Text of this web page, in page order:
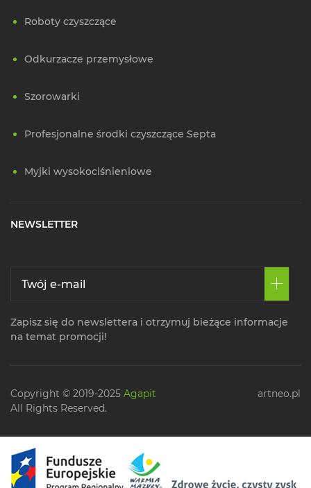
Roboty czyszczące
Odkurzacze przemysłowe
Szorowarki
Profesjonalne środki czyszczące Septa
Myjki wysokociśnieniowe
NEWSLETTER
Zapisz się do newslettera i otrzymuj bieżące informacje
na temat promocji!
Copyright © 2019-2025 Agapit
All Rights Reserved.
artneo.pl